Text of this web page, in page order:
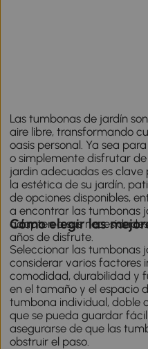
Las tumbonas de jardín
aire libre, transformando
oasis personal. Ya sea
o simplemente disfrutar
jardin adecuadas es
la estética de su jardín,
de opciones disponibles,
a encontrar las tumbonas
adapten a sus
años de disfrute.
Cómo elegir las
Seleccionar las tumbonas
considerar varios
comodidad, durabilidad y
en el tamaño y el espacio
tumbona individual, doble
que se pueda guardar
asegurarse de que las
obstruir el paso.